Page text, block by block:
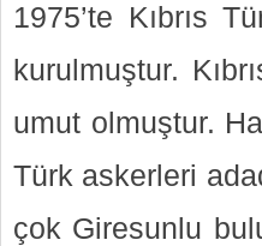
1975’te Kıbrıs
kurulmuştur.
umut olmuştur.
Türk askerleri
çok Giresunlu